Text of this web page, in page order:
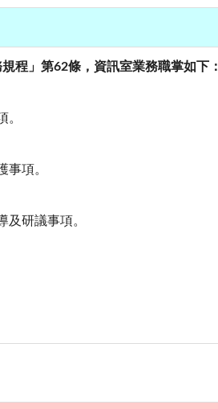
程」第62條，資訊室業務職掌如下：
。
事項。
及研議事項。